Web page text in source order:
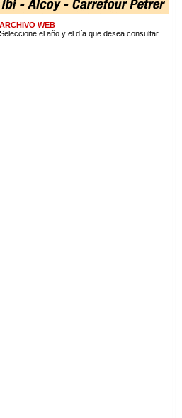
ARCHIVO WEB
Seleccione el año y el día que desea consultar